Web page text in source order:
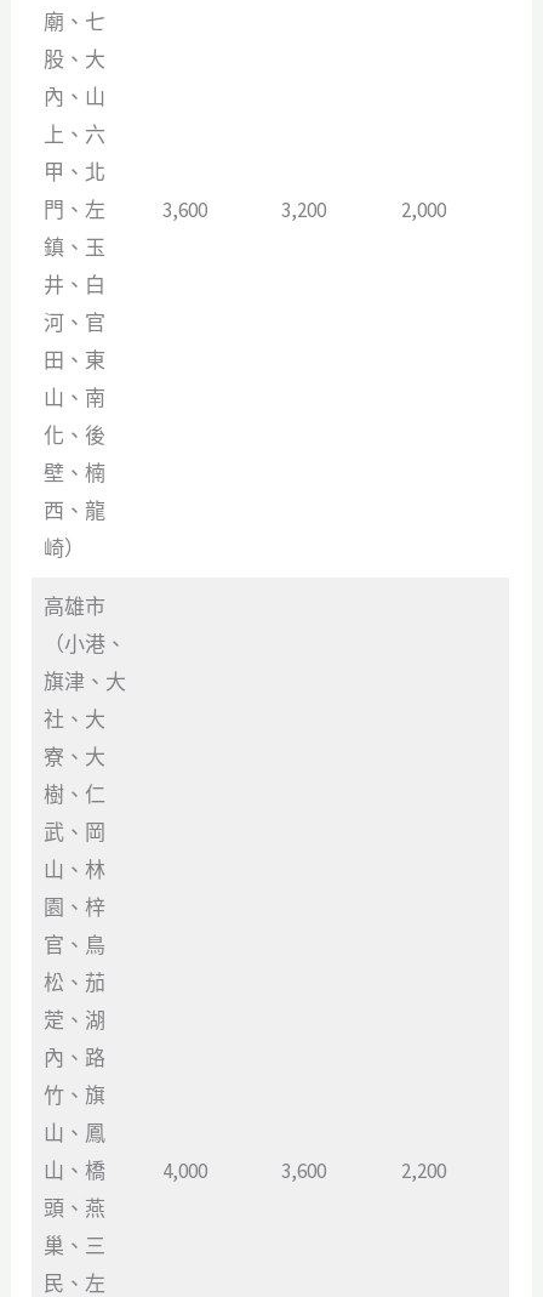
廟、七
股、大
內、山
上、六
甲、北
門、左
鎮、玉
井、白
河、官
田、東
山、南
化、後
壁、楠
西、龍
崎）
3,600 3,200 2,000
高雄市
（小港、
旗津、大
社、大
寮、大
樹、仁
武、岡
山、林
園、梓
官、鳥
松、茄
萣、湖
內、路
竹、旗
山、鳳
山、橋
頭、燕
巢、三
民、左
4,000 3,600 2,200